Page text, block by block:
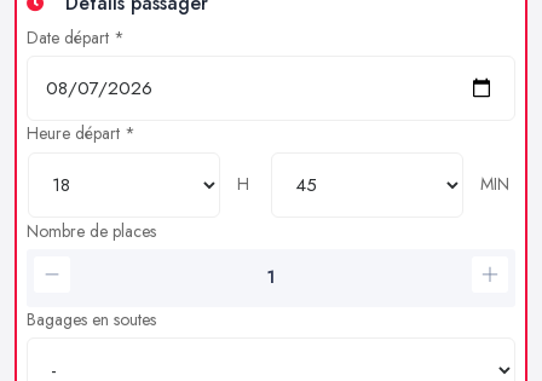
Date départ *
Heure départ *
H
MIN
Nombre de places
Bagages en soutes